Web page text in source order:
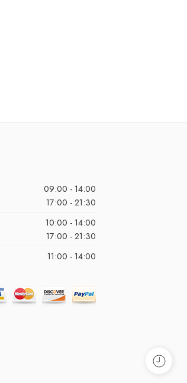
09:00 - 14:00
17:00 - 21:30
10:00 - 14:00
17:00 - 21:30
11:00 - 14:00